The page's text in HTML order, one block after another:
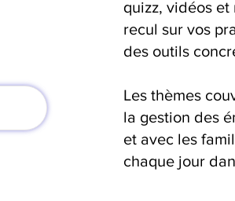
quizz, vidéos
recul sur vos
des outils
Les thèmes
la gestion des
et avec les
chaque jour